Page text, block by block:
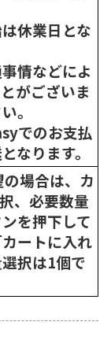
休業日とな
情などによ
がございま
。
でのお支払
なります。
場合は、カ
、必要数量
を押下して
ートに入れ
択は1個で